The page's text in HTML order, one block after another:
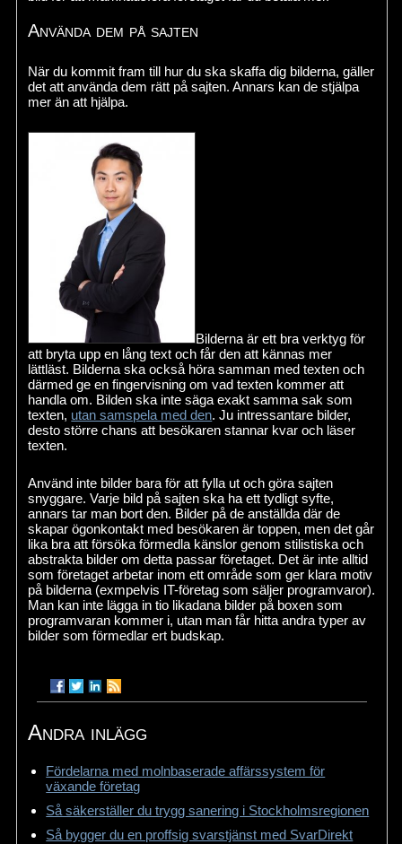
Använda dem på sajten
När du kommit fram till hur du ska skaffa dig bilderna, gäller
det att använda dem rätt på sajten. Annars kan de stjälpa
mer än att hjälpa.
Bilderna är ett bra verktyg för
att bryta upp en lång text och får den att kännas mer
lättläst. Bilderna ska också höra samman med texten och
därmed ge en fingervisning om vad texten kommer att
handla om. Bilden ska inte säga exakt samma sak som
texten, utan samspela med den. Ju intressantare bilder,
desto större chans att besökaren stannar kvar och läser
texten.
Använd inte bilder bara för att fylla ut och göra sajten
snyggare. Varje bild på sajten ska ha ett tydligt syfte,
annars tar man bort den. Bilder på de anställda där de
skapar ögonkontakt med besökaren är toppen, men det går
lika bra att försöka förmedla känslor genom stilistiska och
abstrakta bilder om detta passar företaget. Det är inte alltid
som företaget arbetar inom ett område som ger klara motiv
på bilderna (exmpelvis IT-företag som säljer programvaror).
Man kan inte lägga in tio likadana bilder på boxen som
programvaran kommer i, utan man får hitta andra typer av
bilder som förmedlar ert budskap.
Andra inlägg
Fördelarna med molnbaserade affärssystem för
växande företag
Så säkerställer du trygg sanering i Stockholmsregionen
Så bygger du en proffsig svarstjänst med SvarDirekt